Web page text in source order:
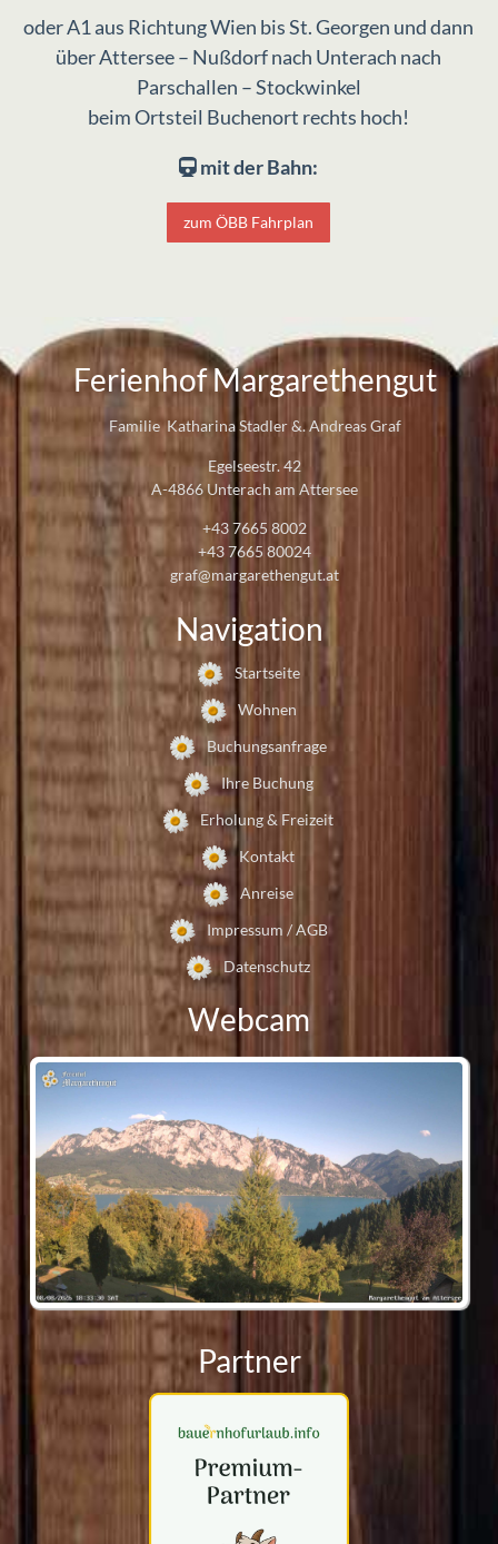
oder A1 aus Richtung Wien bis St. Georgen und dann
über Attersee – Nußdorf nach Unterach nach
Parschallen – Stockwinkel
beim Ortsteil Buchenort rechts hoch!
mit der Bahn:
zum ÖBB Fahrplan
Ferienhof Margarethengut
Familie Katharina Stadler &. Andreas Graf
Egelseestr. 42
A-4866 Unterach am Attersee
+43 7665 8002
+43 7665 80024
graf@margarethengut.at
Navigation
Startseite
Wohnen
Buchungsanfrage
Ihre Buchung
Erholung & Freizeit
Kontakt
Anreise
Impressum / AGB
Datenschutz
Webcam
Webcam
Partner